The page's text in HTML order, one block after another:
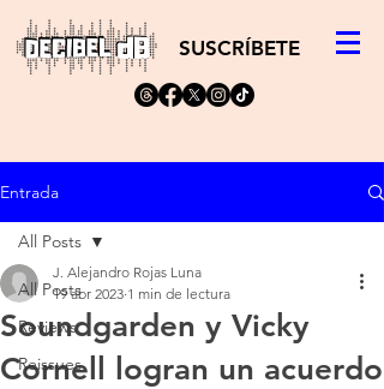
SUSCRÍBETE
Entrada
All Posts
Reviews
Reissues
All Posts
Soundgarden y Vicky
Cornell logran un acuerdo
J. Alejandro Rojas Luna
19 abr 2023 1 min de lectura